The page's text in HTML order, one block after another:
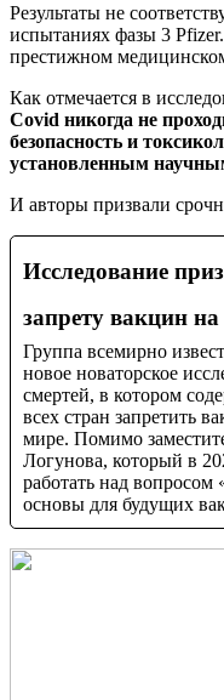
Результаты не
испытаниях фазы 3
престижном
Как отмечается в
Covid никогда не
безопасность и
установленным
И авторы призвали
Исследование
запрету вакцин
Группа всемирно
новое новаторское
смертей, в котором
всех стран запретить
мире. Помимо
Логунова, который в
работать над
основы для будущих